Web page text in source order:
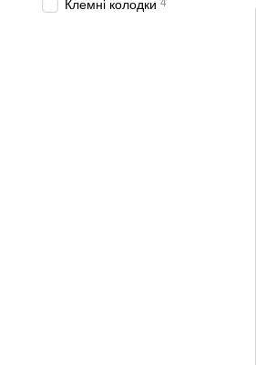
Клемні колодки 4